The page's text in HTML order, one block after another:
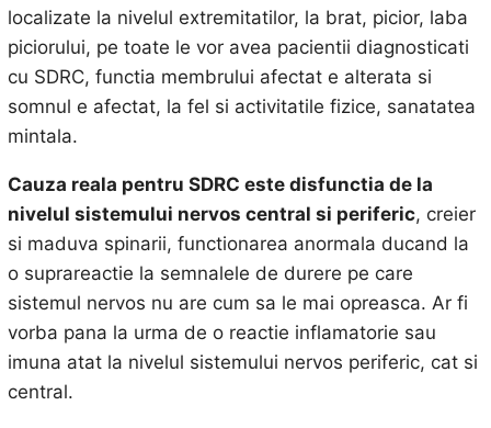
localizate la nivelul extremitatilor, la brat, picior, laba
piciorului, pe toate le vor avea pacientii diagnosticati
cu SDRC, functia membrului afectat e alterata si
somnul e afectat, la fel si activitatile fizice, sanatatea
mintala.
Cauza reala pentru SDRC este disfunctia de la
nivelul sistemului nervos central si periferic, creier
si maduva spinarii, functionarea anormala ducand la
o suprareactie la semnalele de durere pe care
sistemul nervos nu are cum sa le mai opreasca. Ar fi
vorba pana la urma de o reactie inflamatorie sau
imuna atat la nivelul sistemului nervos periferic, cat si
central.